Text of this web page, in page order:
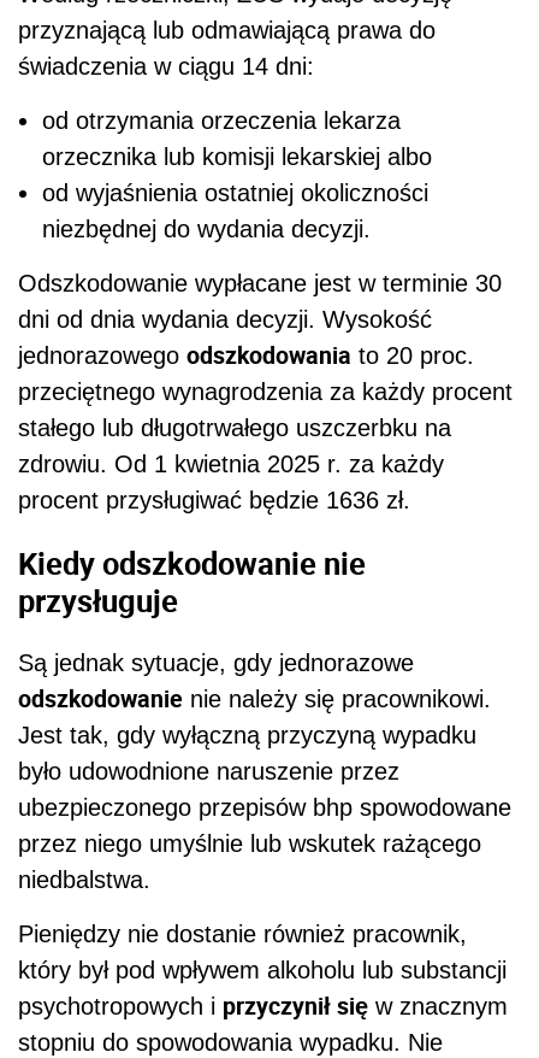
przyznającą lub odmawiającą prawa do
świadczenia w ciągu 14 dni:
od otrzymania orzeczenia lekarza
orzecznika lub komisji lekarskiej albo
od wyjaśnienia ostatniej okoliczności
niezbędnej do wydania decyzji.
Odszkodowanie wypłacane jest w terminie 30
dni od dnia wydania decyzji. Wysokość
jednorazowego odszkodowania to 20 proc.
przeciętnego wynagrodzenia za każdy procent
stałego lub długotrwałego uszczerbku na
zdrowiu. Od 1 kwietnia 2025 r. za każdy
procent przysługiwać będzie 1636 zł.
Kiedy odszkodowanie nie
przysługuje
Są jednak sytuacje, gdy jednorazowe
odszkodowanie nie należy się pracownikowi.
Jest tak, gdy wyłączną przyczyną wypadku
było udowodnione naruszenie przez
ubezpieczonego przepisów bhp spowodowane
przez niego umyślnie lub wskutek rażącego
niedbalstwa.
Pieniędzy nie dostanie również pracownik,
który był pod wpływem alkoholu lub substancji
psychotropowych i przyczynił się w znacznym
stopniu do spowodowania wypadku. Nie